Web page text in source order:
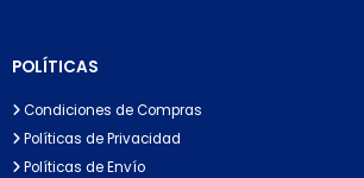
POLÍTICAS
Condiciones de Compras
Políticas de Privacidad
Políticas de Envío